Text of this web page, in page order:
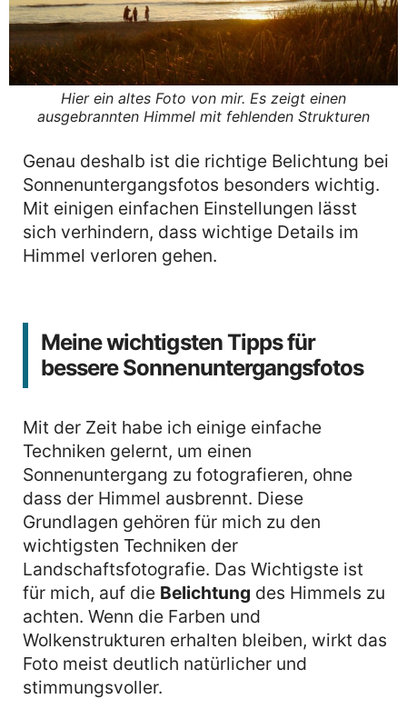
Hier ein altes Foto von mir. Es zeigt einen
ausgebrannten Himmel mit fehlenden Strukturen
Genau deshalb ist die richtige Belichtung bei
Sonnenuntergangsfotos besonders wichtig.
Mit einigen einfachen Einstellungen lässt
sich verhindern, dass wichtige Details im
Himmel verloren gehen.
Meine wichtigsten Tipps für
bessere Sonnenuntergangsfotos
Mit der Zeit habe ich einige einfache
Techniken gelernt, um einen
Sonnenuntergang zu fotografieren, ohne
dass der Himmel ausbrennt. Diese
Grundlagen gehören für mich zu den
wichtigsten Techniken der
Landschaftsfotografie. Das Wichtigste ist
für mich, auf die Belichtung des Himmels zu
achten. Wenn die Farben und
Wolkenstrukturen erhalten bleiben, wirkt das
Foto meist deutlich natürlicher und
stimmungsvoller.